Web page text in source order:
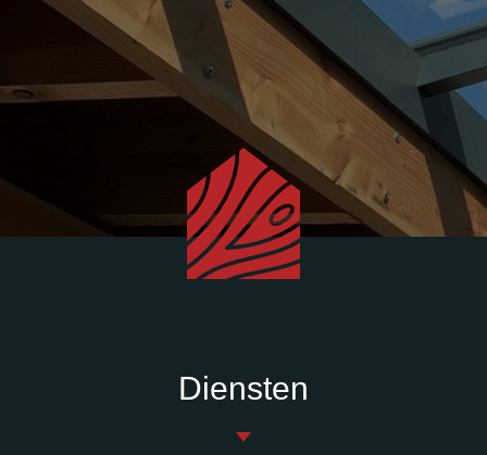
Diensten